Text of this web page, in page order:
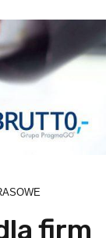
firm